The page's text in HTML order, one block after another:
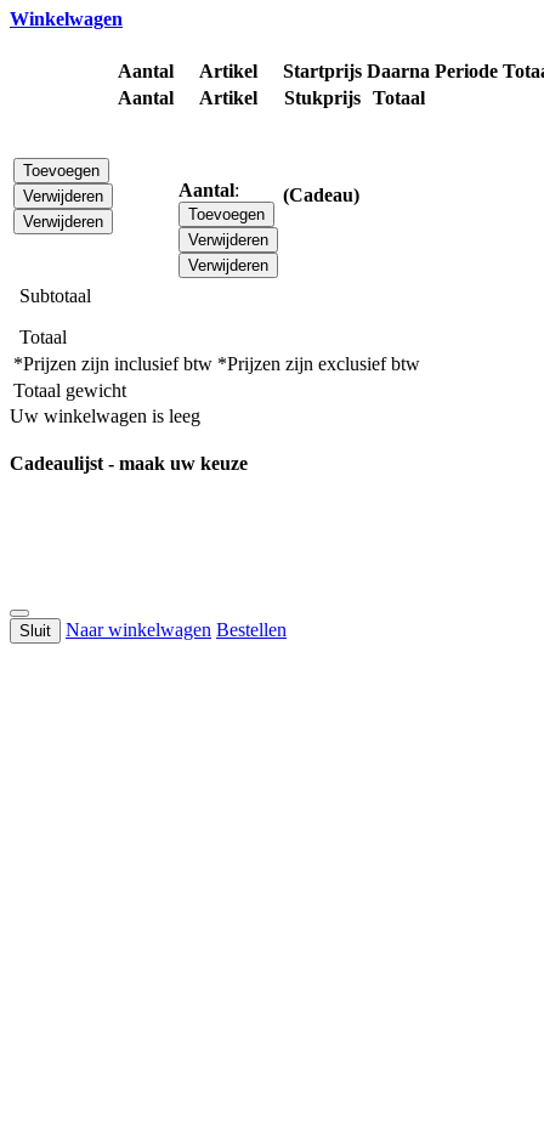
Winkelwagen
Aantal Artikel Startprijs Daarna Periode
Aantal
Artikel Stukprijs Totaal
Toevoegen
Verwijderen
Verwijderen
Aantal:
Toevoegen
Verwijderen
Verwijderen
(Cadeau)
Subtotaal
Totaal
*Prijzen zijn inclusief btw *Prijzen zijn exclusief btw
Totaal gewicht
Uw winkelwagen is leeg
Cadeaulijst - maak uw keuze
Sluit Naar winkelwagen Bestellen